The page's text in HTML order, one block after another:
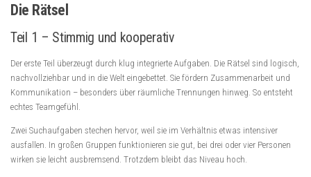
Die Rätsel
Teil 1 – Stimmig und kooperativ
Der erste Teil überzeugt durch klug integrierte Aufgaben. Die Rätsel sind logisch,
nachvollziehbar und in die Welt eingebettet. Sie fördern Zusammenarbeit und
Kommunikation – besonders über räumliche Trennungen hinweg. So entsteht
echtes Teamgefühl.
Zwei Suchaufgaben stechen hervor, weil sie im Verhältnis etwas intensiver
ausfallen. In großen Gruppen funktionieren sie gut, bei drei oder vier Personen
wirken sie leicht ausbremsend. Trotzdem bleibt das Niveau hoch.